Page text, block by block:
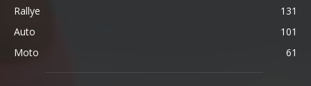
Rallye
131
Auto
101
Moto
61